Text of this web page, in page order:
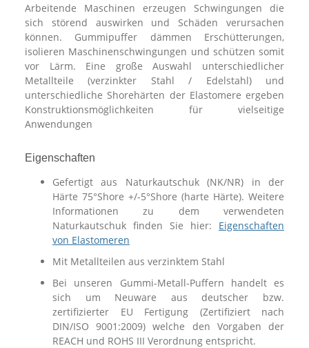
Arbeitende Maschinen erzeugen Schwingungen die
sich störend auswirken und Schäden verursachen
können. Gummipuffer dämmen Erschütterungen,
isolieren Maschinenschwingungen und schützen somit
vor Lärm. Eine große Auswahl unterschiedlicher
Metallteile (verzinkter Stahl / Edelstahl) und
unterschiedliche Shorehärten der Elastomere ergeben
Konstruktionsmöglichkeiten für vielseitige
Anwendungen
Eigenschaften
Gefertigt aus Naturkautschuk (NK/NR) in der
Härte 75°Shore +/-5°Shore (harte Härte). Weitere
Informationen zu dem verwendeten
Naturkautschuk finden Sie hier: Eigenschaften
von Elastomeren
Mit Metallteilen aus verzinktem Stahl
Bei unseren Gummi-Metall-Puffern handelt es
sich um Neuware aus deutscher bzw.
zertifizierter EU Fertigung (Zertifiziert nach
DIN/ISO 9001:2009) welche den Vorgaben der
REACH und ROHS III Verordnung entspricht.